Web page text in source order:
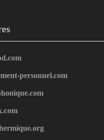
personnel.com